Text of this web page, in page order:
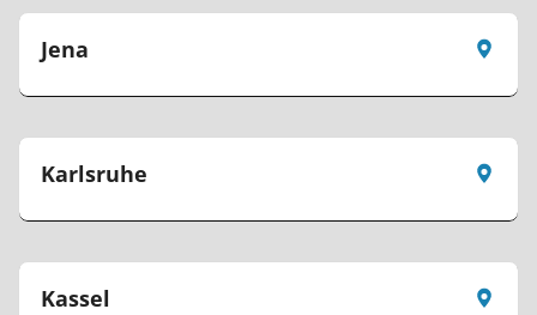
Jena
Karlsruhe
Kassel